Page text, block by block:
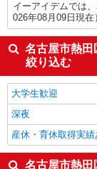
イーアイデムでは
026年08月09日現在
名古屋市熱田
絞り込む
大学生歓迎
深夜
産休・育休取得実績
名古屋市熱田